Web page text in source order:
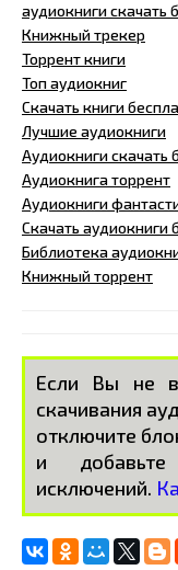
аудиокниги скачать
Книжный трекер
Торрент книги
Топ аудиокниг
Скачать книги
Лучшие аудиокниги
Аудиокниги скачать
Аудиокнига торрент
Аудиокниги
Скачать аудиокниги
Библиотека
Книжный торрент
Если Вы не
скачивания
отключите
и
исключений.